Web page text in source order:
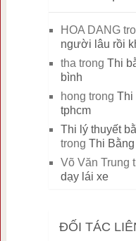
HOA DANG
người lâu rồi
tha trong Thi
bình
hong trong Thi
tphcm
Thi lý thuyết
trong Thi
Võ Văn Trung
dạy lái xe
ĐỐI TÁC